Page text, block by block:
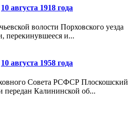
10 августа 1918 года
волости Порховского уезда
перекинувшееся и...
10 августа 1958 года
Совета РСФСР Плоскошский
передан Калининской об...